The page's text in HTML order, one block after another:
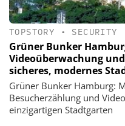
TOPSTORY • SECURITY
Grüner Bunker
Videoüberwachung
sicheres, modernes
Grüner Bunker Hamburg:
Besucherzählung und
einzigartigen Stadtgarten